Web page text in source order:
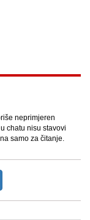
neprimjeren
chatu nisu stavovi
samo za čitanje.